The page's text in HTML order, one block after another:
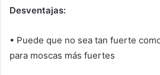
Desventajas:
• Puede que no sea tan fuerte
para moscas más fuertes